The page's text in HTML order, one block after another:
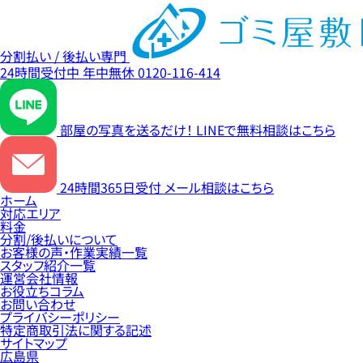
分割払い / 後払い専門
24時間受付中 年中無休0120-116-414
部屋の写真を送るだけ！ LINEで無料相談はこちら
24時間365日受付 メール相談はこちら
ホーム
対応エリア
料金
分割/後払いについて
お客様の声・作業実績一覧
スタッフ紹介一覧
運営会社情報
お役立ちコラム
お問い合わせ
プライバシーポリシー
特定商取引法に関する記述
サイトマップ
広島県